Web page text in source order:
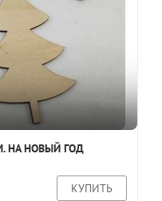
НА НОВЫЙ ГОД
КУПИТЬ